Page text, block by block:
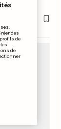
des
de
de